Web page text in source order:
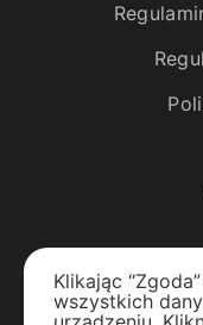
Klikając
wszystkich